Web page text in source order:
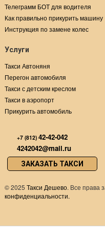
Телеграмм БОТ для водителя
Как правильно прикурить машину
Инструкция по замене колес
Услуги
Такси Автоняня
Перегон автомобиля
Такси с детским креслом
Такси в аэропорт
Прикурить автомобиль
+7 (812) 42-42-042
4242042@mail.ru
ЗАКАЗАТЬ ТАКСИ
©2025 Такси Дешево. Все права
конфиденциальности.